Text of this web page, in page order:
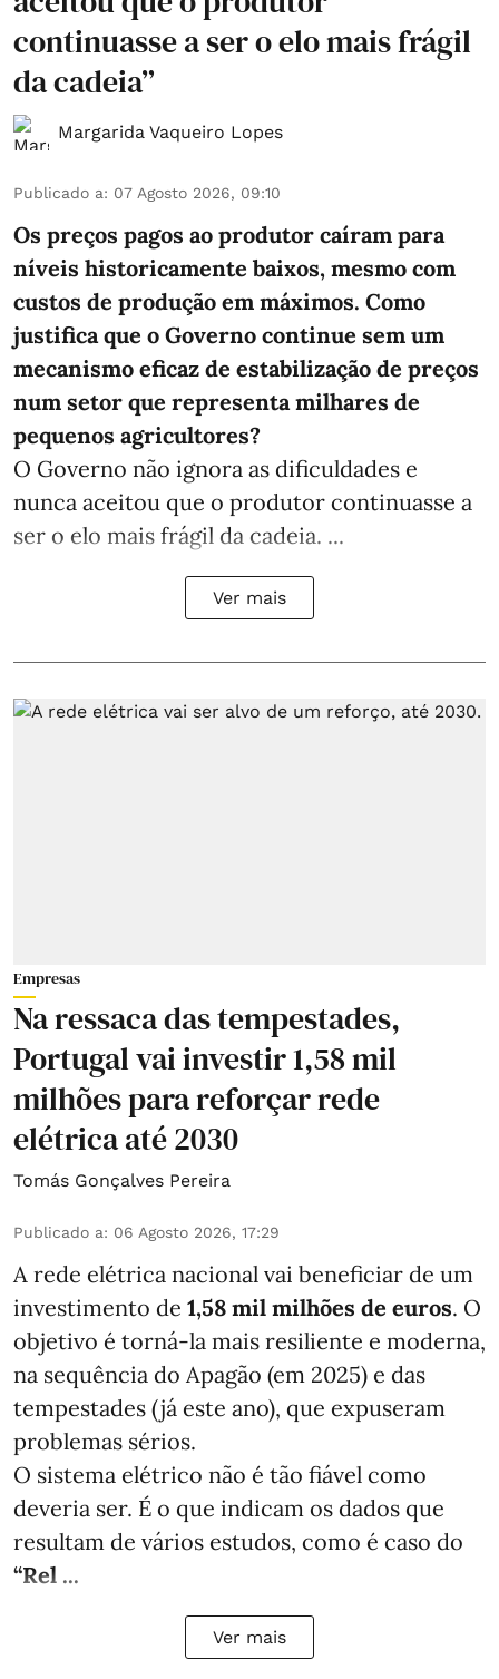
continuasse a ser o elo mais frágil
da cadeia”
Margarida Vaqueiro Lopes
Publicado a: 07 Agosto 2026, 09:10
Os preços pagos ao produtor caíram para
níveis historicamente baixos, mesmo com
custos de produção em máximos. Como
justifica que o Governo continue sem um
mecanismo eficaz de estabilização de preços
num setor que representa milhares de
pequenos agricultores?
O Governo não ignora as dificuldades e
nunca aceitou que o produtor continuasse a
ser o elo mais frágil da cadeia. ...
Ver mais
Empresas
Na ressaca das tempestades,
Portugal vai investir 1,58 mil
milhões para reforçar rede
elétrica até 2030
Tomás Gonçalves Pereira
Publicado a: 06 Agosto 2026, 17:29
A rede elétrica nacional vai beneficiar de um
investimento de 1,58 mil milhões de euros. O
objetivo é torná-la mais resiliente e moderna,
na sequência do Apagão (em 2025) e das
tempestades (já este ano), que expuseram
problemas sérios.
O sistema elétrico não é tão fiável como
deveria ser. É o que indicam os dados que
resultam de vários estudos, como é caso do
“Rel ...
Ver mais